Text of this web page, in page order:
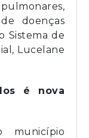
doenças
Sistema de
Lucelane
é nova
município